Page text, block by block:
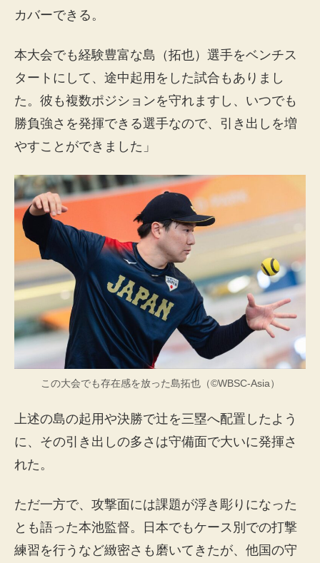
カバーできる。
本大会でも経験豊富な島（拓也）選手をベンチス
タートにして、途中起用をした試合もありまし
た。彼も複数ポジションを守れますし、いつでも
勝負強さを発揮できる選手なので、引き出しを増
やすことができました」
この大会でも存在感を放った島拓也（©WBSC-Asia）
上述の島の起用や決勝で辻を三塁へ配置したよう
に、その引き出しの多さは守備面で大いに発揮さ
れた。
ただ一方で、攻撃面には課題が浮き彫りになった
とも語った本池監督。日本でもケース別での打撃
練習を行うなど緻密さも磨いてきたが、他国の守